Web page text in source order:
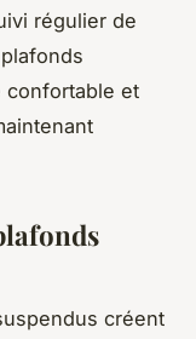
régulier de
confortable et
créent